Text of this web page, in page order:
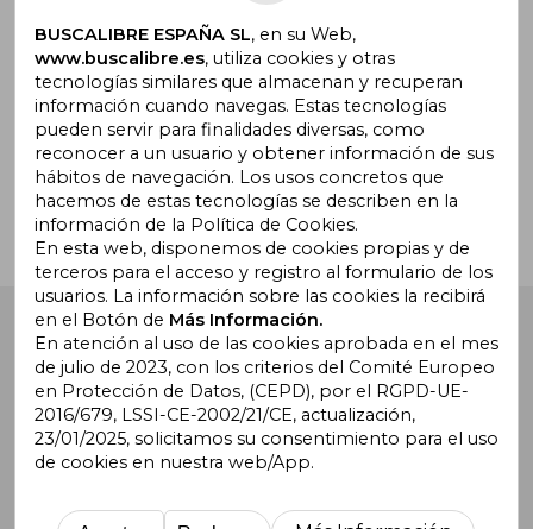
Suscríbete para recibir ofertas y
promociones
¿Necesitas ayuda?
Ir a Centro de Soporte
Buscalibre España. Calle Energía, 65, Nave 3 (08940),
Cornellà de Llobregat, Barcelona. Derechos Reservados.
Buscalibre Argentina| Buscalibre Chile
Buscalibre Uruguay|Buscalibre México|Buscalibre
BUSCALIBRE ESPAÑA SL, en su Web,
www.buscalibre.es, utiliza cookies y otras
tecnologías similares que almacenan y recuperan
información cuando navegas. Estas tecnologías
pueden servir para finalidades diversas, como
reconocer a un usuario y obtener información de sus
hábitos de navegación. Los usos concretos que
hacemos de estas tecnologías se describen en la
información de la Política de Cookies.
En esta web, disponemos de cookies propias y de
terceros para el acceso y registro al formulario de los
usuarios. La información sobre las cookies la recibirá
en el Botón de Más Información.
En atención al uso de las cookies aprobada en el mes
de julio de 2023, con los criterios del Comité Europeo
en Protección de Datos, (CEPD), por el RGPD-UE-
2016/679, LSSI-CE-2002/21/CE, actualización,
23/01/2025, solicitamos su consentimiento para el uso
de cookies en nuestra web/App.